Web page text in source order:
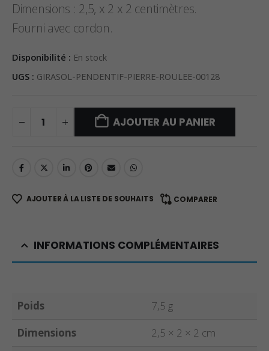
Dimensions : 2,5, x 2 x 2 centimètres.
Fourni avec cordon.
Disponibilité : En stock
UGS : GIRASOL-PENDENTIF-PIERRE-ROULEE-00128
AJOUTER AU PANIER
AJOUTER À LA LISTE DE SOUHAITS COMPARER
INFORMATIONS COMPLÉMENTAIRES
Poids
7,5 g
Dimensions
2,5 × 2 × 2 cm